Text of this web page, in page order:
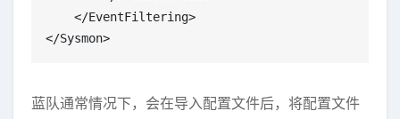
    </EventFiltering>
</Sysmon>
蓝队通常情况下，会在导入配置文件后，将配置文件